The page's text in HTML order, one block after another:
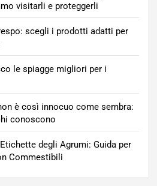
visitarli e proteggerli
scegli i prodotti adatti per
le spiagge migliori per i
è così innocuo come sembra:
conoscono
degli Agrumi: Guida per
Commestibili